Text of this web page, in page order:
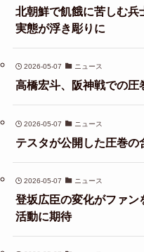
北朝鮮で飢餓に苦しむ兵
実態が浮き彫りに
2026-05-07 ニュース
高橋宏斗、阪神戦での圧
2026-05-07 ニュース
テスタが公開した圧巻
2026-05-07 ニュース
登坂広臣の変化がファ
活動に期待